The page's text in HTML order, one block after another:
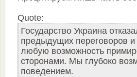
Quote:
Государство Украина
предыдущих переговоров
любую возможность
сторонами. Мы глубоко
поведением.